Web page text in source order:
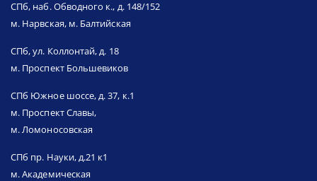
СПб, наб. Обводного к., д. 148/152
м. Нарвская, м. Балтийская
СПб, ул. Коллонтай, д. 18
м. Проспект Большевиков
СПб Южное шоссе, д. 37, к.1
м. Проспект Славы,
м. Ломоносовская
СПб пр. Науки, д.21 к1
м. Академическая